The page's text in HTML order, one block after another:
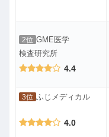
2位 GME医学
検査研究所
4.4
3位 ふじメディカル
4.0